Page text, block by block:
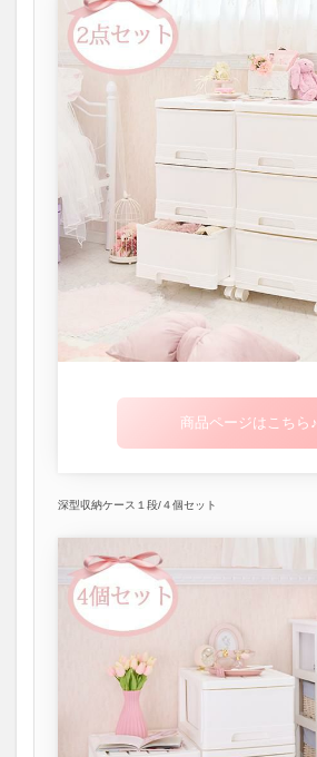
商品ページはこちら♪
深型収納ケース１段/４個セット